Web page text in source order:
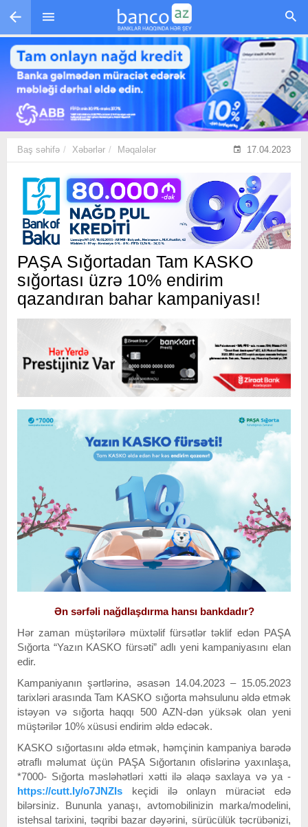
Skip to main content
Baş səhifə Xəbərlər Məqalələr 17.04.2023
PAŞA Sığortadan Tam KASKO
sığortası üzrə 10% endirim
qazandıran bahar kampaniyası!
Ən sərfəli nağdlaşdırma hansı bankdadır?
Hər zaman müştərilərə müxtəlif fürsətlər təklif edən PAŞA
Sığorta “Yazın KASKO fürsəti” adlı yeni kampaniyasını elan
edir.
Kampaniyanın şərtlərinə, əsasən 14.04.2023 – 15.05.2023
tarixləri arasında Tam KASKO sığorta məhsulunu əldə etmək
istəyən və sığorta haqqı 500 AZN-dən yüksək olan yeni
müştərilər 10% xüsusi endirim əldə edəcək.
KASKO sığortasını əldə etmək, həmçinin kampaniya barədə
ətraflı məlumat üçün PAŞA Sığortanın ofislərinə yaxınlaşa,
*7000- Sığorta məsləhətləri xətti ilə əlaqə saxlaya və ya ­­
https://cutt.ly/o7JNZIs keçidi ilə onlayn müraciət edə
bilərsiniz. Bununla yanaşı, avtomobilinizin marka/modelini,
istehsal tarixini, təqribi bazar dəyərini, sürücülük təcrübənizi,